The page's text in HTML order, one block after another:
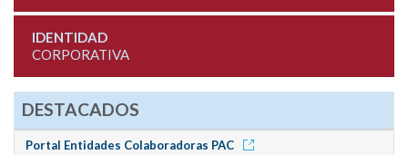
IDENTIDAD
CORPORATIVA
DESTACADOS
Portal Entidades Colaboradoras PAC